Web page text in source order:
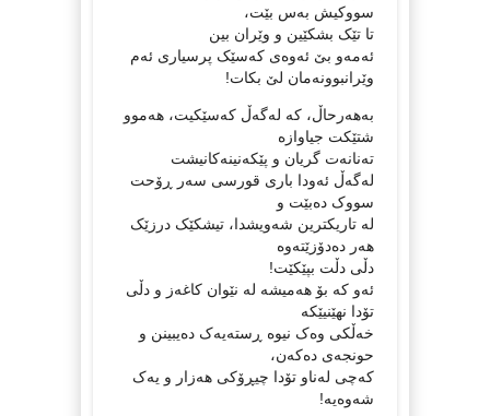
سووکیش بەس بێت،
تا تێک بشکێین و وێران بین
ئەمەو بێ ئەوەی کەسێک پرسیاری ئەم
وێرانبوونەمان لێ بکات!
بەهەرحاڵ، کە لەگەڵ کەسێکیت، هەموو
شتێکت جیاوازە
تەنانەت گریان و پێکەنینەکانیشت
لەگەڵ ئەودا باری قورسی سەر ڕۆحت
سووک دەبێت و
لە تاریکترین شەویشدا، تیشکێک درزێک
هەر دەدۆزێتەوە
دڵی دڵت بپێکێت!
ئەو کە بۆ هەمیشە لە نێوان کاغەز و دڵی
تۆدا نهێنیێکە
خەڵکی وەک نیوە ڕستەیەک دەیبینن و
حونجەی دەکەن،
کەچی لەناو تۆدا چیڕۆکی هەزار و یەک
شەوەیە!